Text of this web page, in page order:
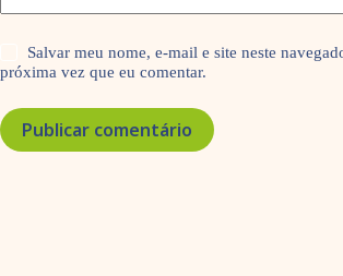
Salvar meu nome, e-mail e site neste
próxima vez que eu comentar.
Publicar comentário